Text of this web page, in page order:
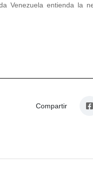
Venezuela entienda la
Compartir